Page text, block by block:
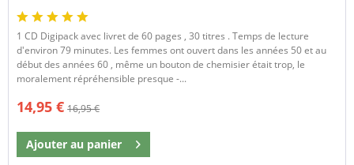
1 CD Digipack avec livret de 60 pages , 30 titres . Temps de lecture
d'environ 79 minutes. Les femmes ont ouvert dans les années 50 et au
début des années 60 , même un bouton de chemisier était trop, le
moralement répréhensible presque -...
14,95 € 16,95 €
Ajouter au panier